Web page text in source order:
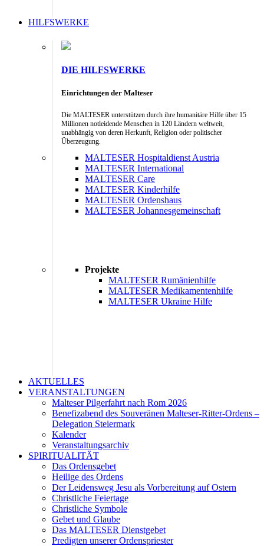
HILFSWERKE
DIE HILFSWERKE
Einrichtungen der Malteser
Die MALTESER unterstützen durch ihre humanitäre Hilfe über 15
Millionen notleidende Menschen in 120 Ländern weltweit,
unabhängig von deren Herkunft, Religion oder politischer
Überzeugung.
MALTESER Hospitaldienst Austria
MALTESER International
MALTESER Care
MALTESER Kinderhilfe
MALTESER Ordenshaus
MALTESER Johannesgemeinschaft
Projekte
MALTESER Rumänienhilfe
MALTESER Medikamentenhilfe
MALTESER Ukraine Hilfe
AKTUELLES
VERANSTALTUNGEN
Malteser Pilgerfahrt nach Rom 2026
Benefizabend des Souveränen Malteser-Ritter-Ordens –
Delegation Steiermark
Kalender
Veranstaltungsarchiv
SPIRITUALITÄT
Das Ordensgebet
Heilige des Ordens
Der Leidensweg Jesu als Vorbereitung auf Ostern
Christliche Feiertage
Christliche Symbole
Gebet und Glaube
Das MALTESER Dienstgebet
Predigten unserer Ordenspriester